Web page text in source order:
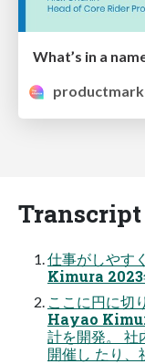
What’s in a
Transcript
仕事がしやす
Kimura 2023
ここに円に切
Hayao
計を開発。
開催し たり